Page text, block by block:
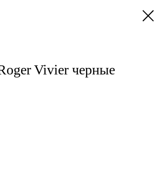
Vivier черные